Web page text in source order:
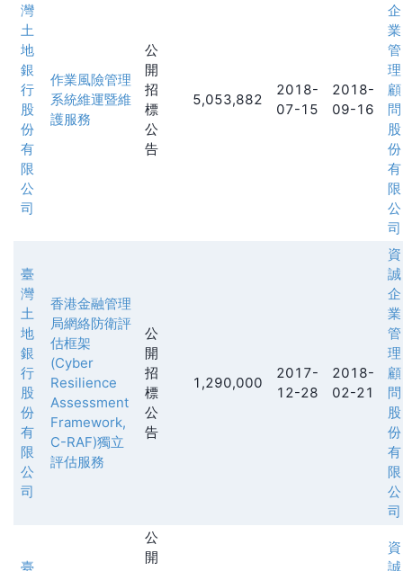
灣
土
地
銀
行
股
份
有
限
公
司
作業風險管理
系統維運暨維
護服務
公
開
招
標
公
告
5,053,882
2018-
07-15
2018-
09-16
企
業
管
理
顧
問
股
份
有
限
公
司
臺
灣
土
地
銀
行
股
份
有
限
公
司
香港金融管理
局網絡防衛評
估框架
(Cyber
Resilience
Assessment
Framework,
C-RAF)獨立
評估服務
公
開
招
標
公
告
1,290,000
2017-
12-28
2018-
02-21
資
誠
企
業
管
理
顧
問
股
份
有
限
公
司
臺
公
開
資
誠